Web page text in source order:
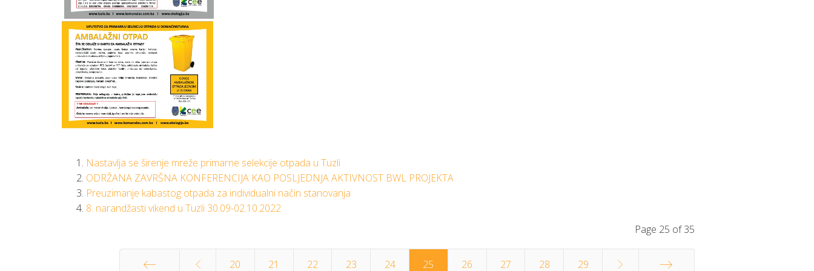
Nastavlja se širenje mreže primarne selekcije otpada u Tuzli
ODRŽANA ZAVRŠNA KONFERENCIJA KAO POSLJEDNJA AKTIVNOST BWL PROJEKTA
Preuzimanje kabastog otpada za individualni način stanovanja
8. narandžasti vikend u Tuzli 30.09-02.10.2022
Page 25 of 35
20 21 22 23 24 25 26 27 28 29